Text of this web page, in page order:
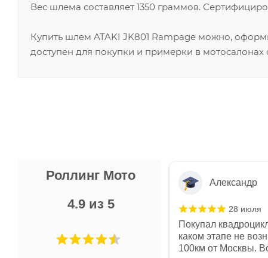
Вес шлема составляет 1350 граммов.
Купить шлем ATAKI JK801 Rampage можно,
доступен для покупки и примерки в мотосалонах
Роллинг Мото
4.9 из 5
Не понравились условия
и дают только на год)
Александр
28 июля
Покупал
каком этапе не
100км от Москвы.